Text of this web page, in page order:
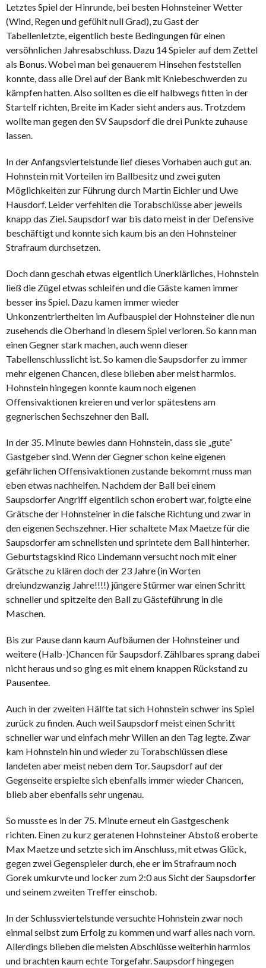
Letztes Spiel der Hinrunde, bei besten Hohnsteiner Wetter
(Wind, Regen und gefühlt null Grad), zu Gast der
Tabellenletzte, eigentlich beste Bedingungen für einen
versöhnlichen Jahresabschluss. Dazu 14 Spieler auf dem Zettel
als Bonus. Wobei man bei genauerem Hinsehen feststellen
konnte, dass alle Drei auf der Bank mit Kniebeschwerden zu
kämpfen hatten. Also sollten es die elf halbwegs fitten in der
Startelf richten, Breite im Kader sieht anders aus. Trotzdem
wollte man gegen den SV Saupsdorf die drei Punkte zuhause
lassen.
In der Anfangsviertelstunde lief dieses Vorhaben auch gut an.
Hohnstein mit Vorteilen im Ballbesitz und zwei guten
Möglichkeiten zur Führung durch Martin Eichler und Uwe
Hausdorf. Leider verfehlten die Torabschlüsse aber jeweils
knapp das Ziel. Saupsdorf war bis dato meist in der Defensive
beschäftigt und konnte sich kaum bis an den Hohnsteiner
Strafraum durchsetzen.
Doch dann geschah etwas eigentlich Unerklärliches, Hohnstein
ließ die Zügel etwas schleifen und die Gäste kamen immer
besser ins Spiel. Dazu kamen immer wieder
Unkonzentriertheiten im Aufbauspiel der Hohnsteiner die nun
zusehends die Oberhand in diesem Spiel verloren. So kann man
einen Gegner stark machen, auch wenn dieser
Tabellenschlusslicht ist. So kamen die Saupsdorfer zu immer
mehr eigenen Chancen, diese blieben aber meist harmlos.
Hohnstein hingegen konnte kaum noch eigenen
Offensivaktionen kreieren und verlor spätestens am
gegnerischen Sechszehner den Ball.
In der 35. Minute bewies dann Hohnstein, dass sie „gute“
Gastgeber sind. Wenn der Gegner schon keine eigenen
gefährlichen Offensivaktionen zustande bekommt muss man
eben etwas nachhelfen. Nachdem der Ball bei einem
Saupsdorfer Angriff eigentlich schon erobert war, folgte eine
Grätsche der Hohnsteiner in die falsche Richtung und zwar in
den eigenen Sechszehner. Hier schaltete Max Maetze für die
Saupsdorfer am schnellsten und sprintete dem Ball hinterher.
Geburtstagskind Rico Lindemann versucht noch mit einer
Grätsche zu klären doch der 23 Jahre (in Worten
dreiundzwanzig Jahre!!!!) jüngere Stürmer war einen Schritt
schneller und spitzelte den Ball zu Gästeführung in die
Maschen.
Bis zur Pause dann kaum Aufbäumen der Hohnsteiner und
weitere (Halb-)Chancen für Saupsdorf. Zählbares sprang dabei
nicht heraus und so ging es mit einem knappen Rückstand zu
Pausentee.
Auch in der zweiten Hälfte tat sich Hohnstein schwer ins Spiel
zurück zu finden. Auch weil Saupsdorf meist einen Schritt
schneller war und einfach mehr Willen an den Tag legte. Zwar
kam Hohnstein hin und wieder zu Torabschlüssen diese
landeten aber meist neben dem Tor. Saupsdorf auf der
Gegenseite erspielte sich ebenfalls immer wieder Chancen,
blieb aber ebenfalls sehr ungenau.
So musste es in der 75. Minute erneut ein Gastgeschenk
richten. Einen zu kurz geratenen Hohnsteiner Abstoß eroberte
Max Maetze und setzte sich im Anschluss, mit etwas Glück,
gegen zwei Gegenspieler durch, ehe er im Strafraum noch
Gorek umkurvte und locker zum 2:0 aus Sicht der Saupsdorfer
und seinem zweiten Treffer einschob.
In der Schlussviertelstunde versuchte Hohnstein zwar noch
einmal selbst zum Erfolg zu kommen und warf alles nach vorn.
Allerdings blieben die meisten Abschlüsse weiterhin harmlos
und brachten kaum echte Torgefahr. Saupsdorf hingegen